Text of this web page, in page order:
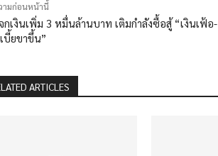
ามก่อนหน้านี้
กเงินเพิ่ม 3 หมื่นล้านบาท เติมกำลังซื้อสู้ “เงินเฟ้อ-
บี้ยขาขึ้น”
ARTICLES